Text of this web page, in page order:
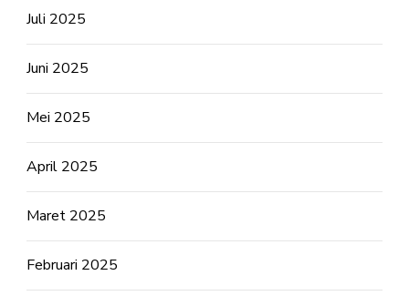
Juli 2025
Juni 2025
Mei 2025
April 2025
Maret 2025
Februari 2025